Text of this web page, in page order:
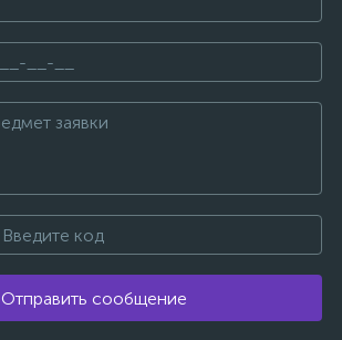
Отправить сообщение